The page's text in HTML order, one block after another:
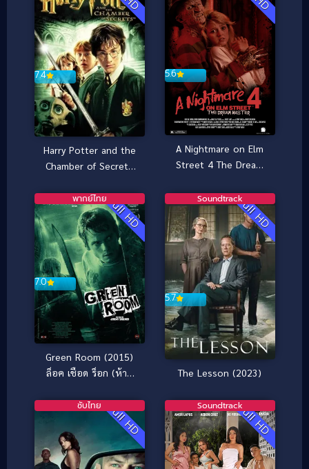
7.4
Harry Potter and the
Chamber of Secrets
กับห้องแห่งความลับ
5.6
A Nightmare on Elm
Street 4 The Dream
เมือบ ภาค 4
Full HD
7.0
พากย์ไทย
Green Room (2015)
ล็อค เชือด ร็อก (ห้าม
Full HD
5.7
Soundtrack
The Lesson (2023)
Full HD
ซับไทย Full HD
Soundtrack